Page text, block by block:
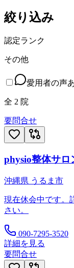
絞り込み
認定ランク
その他
愛用者の声
全 2 院
要問合せ
physio整体サロ
沖縄県 うるま市
現在休会中です。
さい。
090-7295-3520
詳細を見る
要問合せ